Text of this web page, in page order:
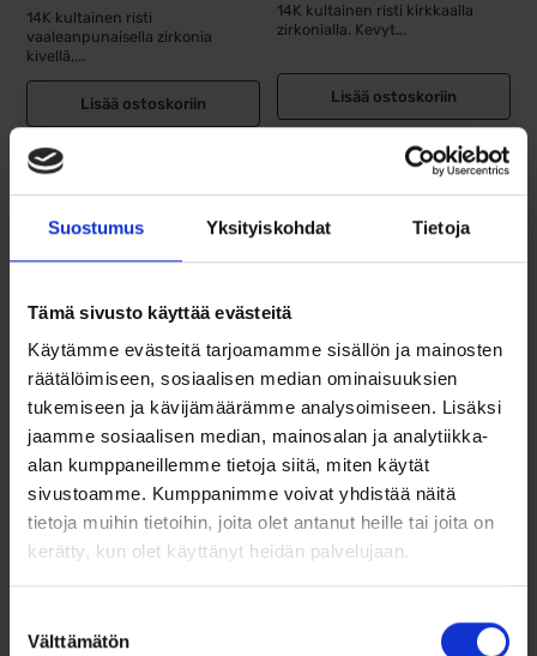
Suostumus Yksityiskohdat Tietoja
Tämä sivusto käyttää evästeitä
Käytämme evästeitä tarjoamamme sisällön ja mainosten
räätälöimiseen, sosiaalisen median ominaisuuksien
tukemiseen ja kävijämäärämme analysoimiseen. Lisäksi
jaamme sosiaalisen median, mainosalan ja analytiikka-
alan kumppaneillemme tietoja siitä, miten käytät
sivustoamme. Kumppanimme voivat yhdistää näitä
tietoja muihin tietoihin, joita olet antanut heille tai joita on
kerätty, kun olet käyttänyt heidän palvelujaan.
valinta
Välttämätön
14K kultainen risti
vaaleanpunaisella zirkonia
kivellä,...
Lisää ostoskoriin
14K kultainen risti kirkkaalla
zirkonialla. Kevyt...
Lisää ostoskoriin
Lisää toivelistalle
Rippiristi 21 x 10
mm, 14K kultaa
99,00€
Rippiristi kultaa
timantilla –
SA701930000
329,00 €